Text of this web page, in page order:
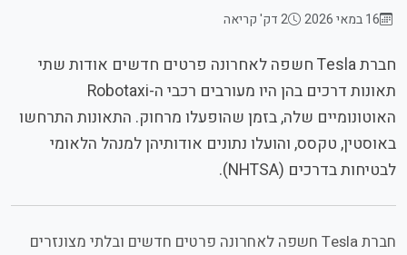
16 במאי 2026 2 דק' קריאה
חברת Tesla חשפה לאחרונה פרטים חדשים אודות שתי
תאונות דרכים בהן היו מעורבים רכבי ה-Robotaxi
האוטונומיים שלה, בזמן שהופעלו מרחוק. התאונות התרחשו
באוסטין, טקסס, והועלו נתונים אודותיהן למנהל הלאומי
לבטיחות בדרכים (NHTSA).
חברת Tesla חשפה לאחרונה פרטים חדשים ובלתי מצונזרים